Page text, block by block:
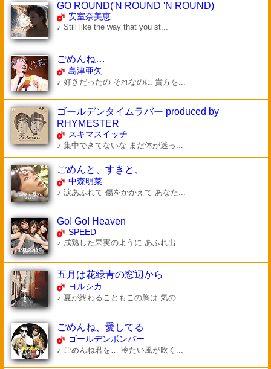
GO ROUND('N ROUND 'N ROUND)
安室奈美恵
♪ Still like the way that you st...
ごめんね…
島津亜矢
♪ 好きだったの それなのに 貴方を...
ゴールデンタイムラバー produced by
RHYMESTER
スキマスイッチ
♪ 集中できてないな まだ体が迷っ...
ごめんと、すきと、
中森明菜
♪ 涙あふれて 傷をかかえて あなた...
Go! Go! Heaven
SPEED
♪ 成熟した果実のように あふれ出...
五月は花緑青の窓辺から
ヨルシカ
♪ 夏が終わることもこの胸は 気の...
ごめんね、愛してる
ゴールデンボンバー
♪ ごめんね君を… 冷たい風が吹く...